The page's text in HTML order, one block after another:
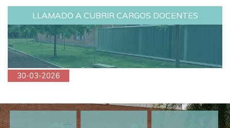
LLAMADO A CUBRIR CARGOS DOCENTES
30-03-2026